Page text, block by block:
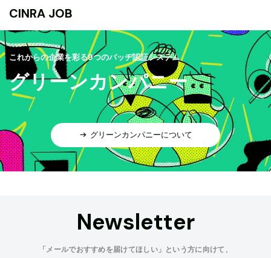
CINRA JOB
これからの企業を彩る9つのバッヂ認証システム
グリーンカンパニー
グリーンカンパニーについて
Newsletter
「メールでおすすめを届けてほしい」という方に向けて、